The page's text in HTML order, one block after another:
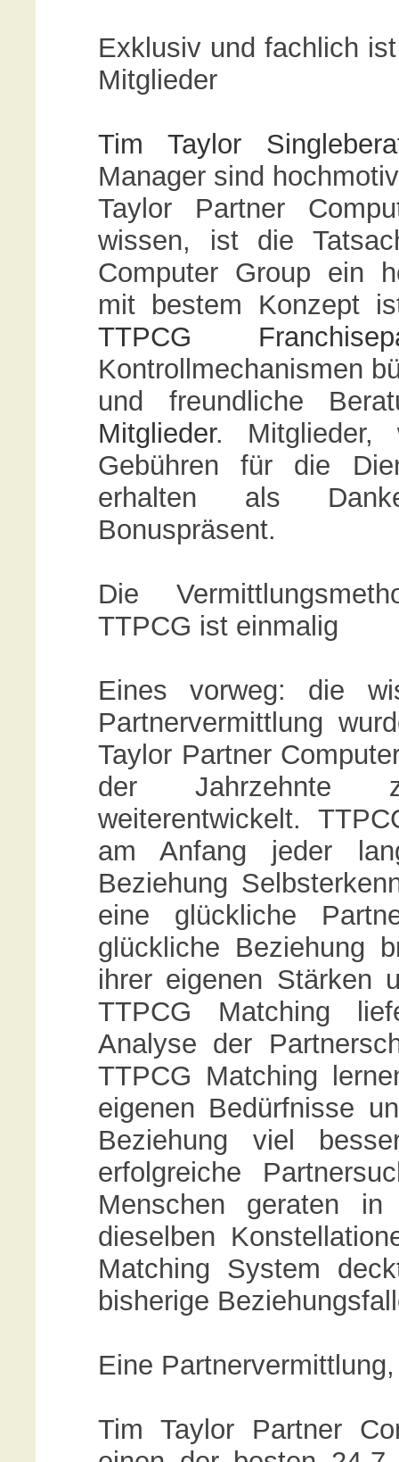
Exklusiv und fachlich
Mitglieder
Tim Taylor
Manager sind
Taylor Partner
wissen, ist die
Computer Group ein
mit bestem Konzept
TTPCG
Kontrollmechanismen
und freundliche
Mitglieder. Mitglieder,
Gebühren für die
erhalten als
Bonuspräsent.
Die
TTPCG ist einmalig
Eines vorweg: die
Partnervermittlung
Taylor Partner
der Jahrzehnte
weiterentwickelt.
am Anfang jeder
Beziehung
eine glückliche
glückliche Beziehung
ihrer eigenen Stärken
TTPCG Matching
Analyse der
TTPCG Matching
eigenen Bedürfnisse
Beziehung viel
erfolgreiche
Menschen geraten
dieselben
Matching System
bisherige
Eine
Tim Taylor Partner